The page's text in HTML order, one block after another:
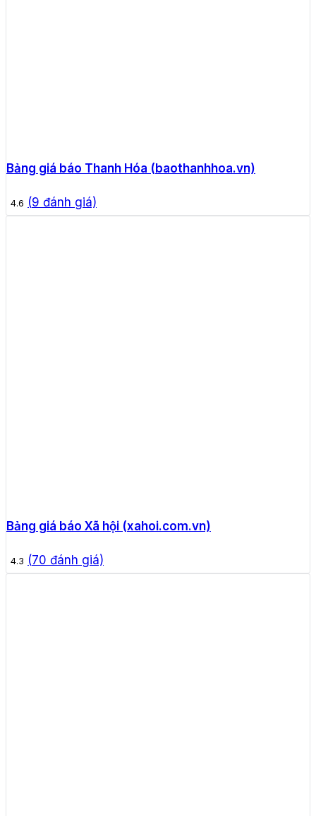
Bảng giá báo Thanh Hóa (baothanhhoa.vn)
4.6 (9 đánh giá)
Bảng giá báo Xã hội (xahoi.com.vn)
4.3 (70 đánh giá)